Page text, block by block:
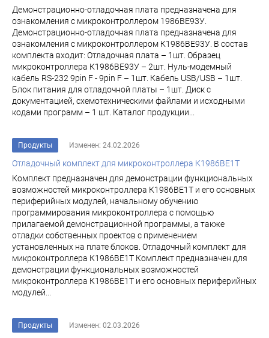
Демонстрационно-отладочная плата предназначена для
ознакомления с микроконтроллером 1986ВЕ93У.
Демонстрационно-отладочная плата предназначена для
ознакомления с микроконтроллером К1986ВЕ93У. В состав
комплекта входит: Отладочная плата – 1шт. Образец
микроконтроллера К1986ВЕ93У – 2шт. Нуль-модемный
кабель RS-232 9pin F - 9pin F – 1шт. Кабель USB/USB – 1шт.
Блок питания для отладочной платы – 1шт. Диск с
документацией, схемотехническими файлами и исходными
кодами программ – 1 шт. Каталог продукции...
Продукты Изменен: 24.02.2026
Отладочный комплект для микроконтроллера К1986ВЕ1Т
Комплект предназначен для демонстрации функциональных
возможностей микроконтроллера К1986ВЕ1Т и его основных
периферийных модулей, начальному обучению
программирования микроконтроллера с помощью
прилагаемой демонстрационной программы, а также
отладки собственных проектов с применением
установленных на плате блоков. Отладочный комплект для
микроконтроллера К1986ВЕ1Т Комплект предназначен для
демонстрации функциональных возможностей
микроконтроллера К1986ВЕ1Т и его основных периферийных
модулей...
Продукты Изменен: 02.03.2026